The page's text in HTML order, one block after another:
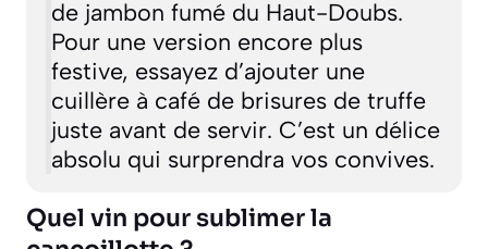
de jambon fumé du Haut-Doubs.
Pour une version encore plus
festive, essayez d’ajouter une
cuillère à café de brisures de truffe
juste avant de servir. C’est un délice
absolu qui surprendra vos convives.
Quel vin pour sublimer la